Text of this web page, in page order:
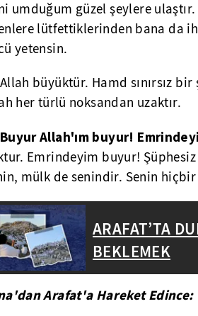
umduğum güzel şeylere
lütfettiklerinden bana da
yetensin.
büyüktür. Hamd sınırsız
her türlü noksandan uzaktır.
Buyur Allah'ım buyur!
Emrindeyim buyur!
mülk de senindir. Senin
ARAFAT’TA
BEKLEMEK
Arafat'a Hareket Edince: